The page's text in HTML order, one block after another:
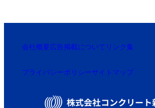
会社概要広告掲載について リンク集
プライバシーポリシーサイトマップ